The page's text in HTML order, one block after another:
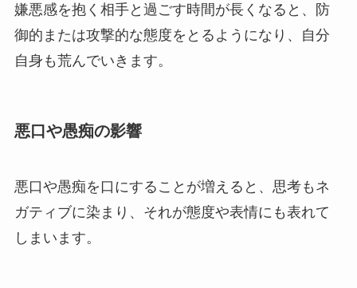
嫌悪感を抱く相手と過ごす時間が長くなると、防
御的または攻撃的な態度をとるようになり、自分
自身も荒んでいきます。
悪口や愚痴の影響
悪口や愚痴を口にすることが増えると、思考もネ
ガティブに染まり、それが態度や表情にも表れて
しまいます。